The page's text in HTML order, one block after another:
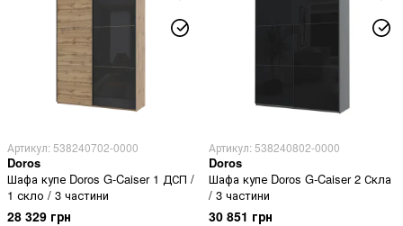
Артикул: 538240702-0000
Doros
Шафа купе Doros G-Caiser 1 ДСП /
1 скло / 3 частини
28 329 грн
Артикул: 538240802-0000
Doros
Шафа купе Doros G-Caiser 2 Скла
/ 3 частини
30 851 грн